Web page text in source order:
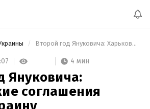
Второй год Януковича: Харьковские соглашения спасли Украину
4 мин
Януковича:
соглашения